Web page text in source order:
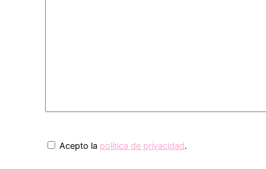
Acepto la política de privacidad.